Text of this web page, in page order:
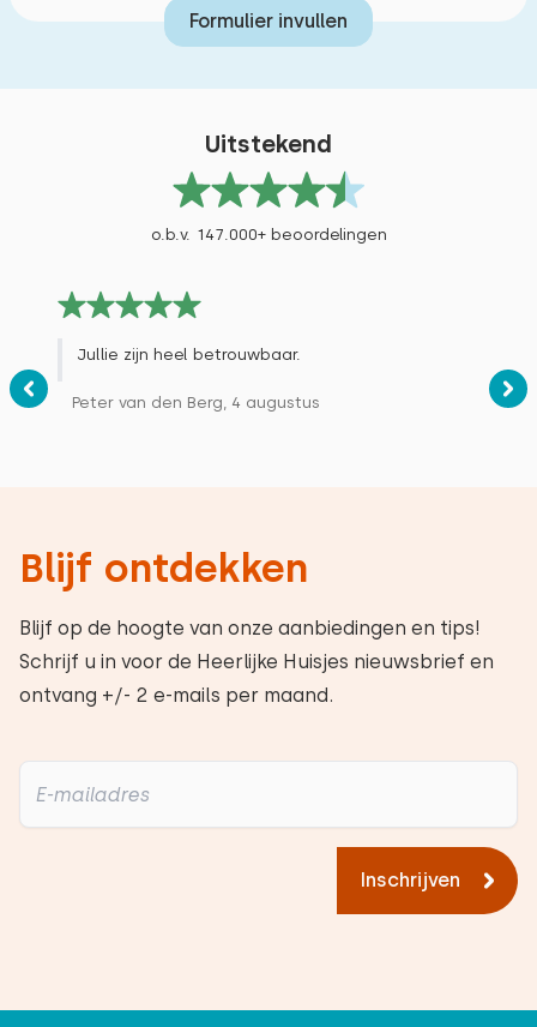
Formulier invullen
Uitstekend
o.b.v. 147.000+ beoordelingen
Jullie zijn heel betrouwbaar.
Peter van den Berg, 4 augustus
Blijf ontdekken
Blijf op de hoogte van onze aanbiedingen en tips!
Schrijf u in voor de Heerlijke Huisjes nieuwsbrief en
ontvang +/- 2 e-mails per maand.
Inschrijven